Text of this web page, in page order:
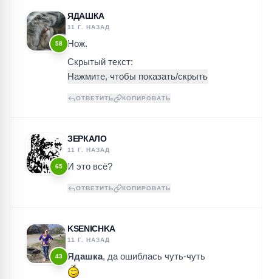
58
ЯДАШКА
11 Г. НАЗАД
Нож.
Скрытый текст:
ОТВЕТИТЬ КОПИРОВАТЬ
65
ЗЕРКАЛО
11 Г. НАЗАД
И это всё?
ОТВЕТИТЬ КОПИРОВАТЬ
43
KSENICHKA
11 Г. НАЗАД
Ядашка, да ошиблась чуть-чуть